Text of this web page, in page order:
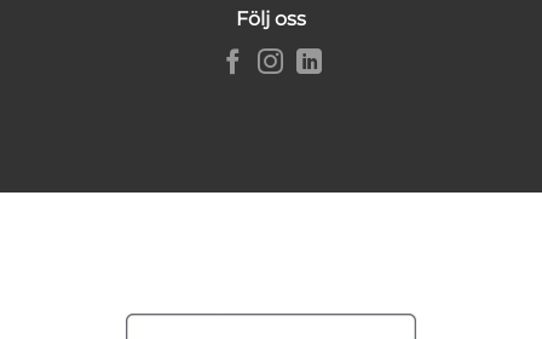
Följ oss